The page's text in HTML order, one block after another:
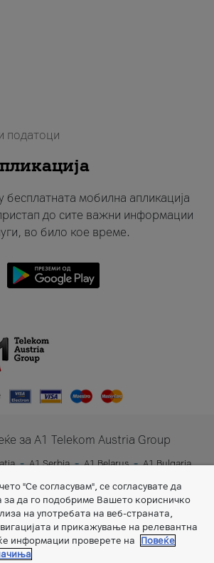
податоци
бесплатната мобилна апликација
до сите важни информации
во било кое време.
за A1 Telekom Austria Group
A1 Serbia A1 Belarus
A1 Bulgaria
A1 Slovenia
A1 Digital
"Се согласувам", се согласувате да
за да го подобриме Вашето корисничко
на употребата на веб-страната,
и прикажување на релевантна
информации проверете на
Повеќе